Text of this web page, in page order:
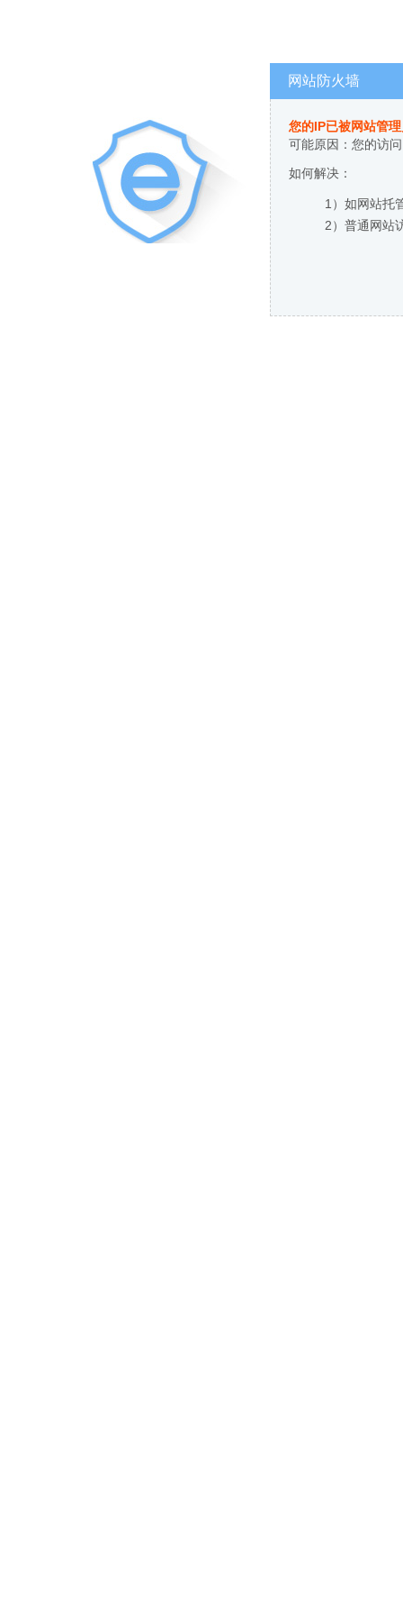
网站防火墙
您的IP已被网站管
可能原因：您的访
如何解决：
1）如网站托
2）普通网站